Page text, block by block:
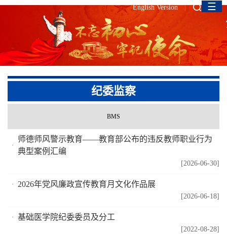
English Version ☰
纪委监察
BMS
师德师风警示教育——教育部公布的违反教师职业行为
典型案例汇编
[2026-06-30]
2026年党风廉政宣传教育月文化作品展
[2026-06-18]
基础医学院纪委委员及分工
[2022-08-28]